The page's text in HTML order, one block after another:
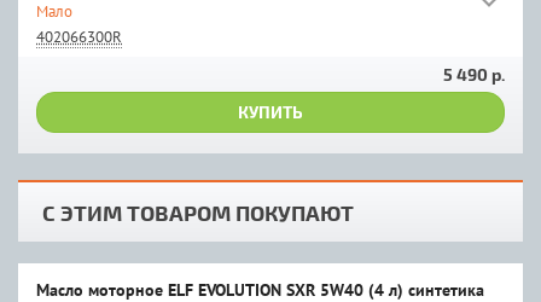
Мало
402066300R
5 490 р.
КУПИТЬ
С ЭТИМ ТОВАРОМ ПОКУПАЮТ
Масло моторное ELF EVOLUTION SXR 5W40 (4 л) синтетика